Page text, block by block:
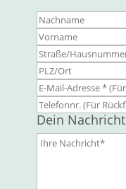
Dein Nachricht